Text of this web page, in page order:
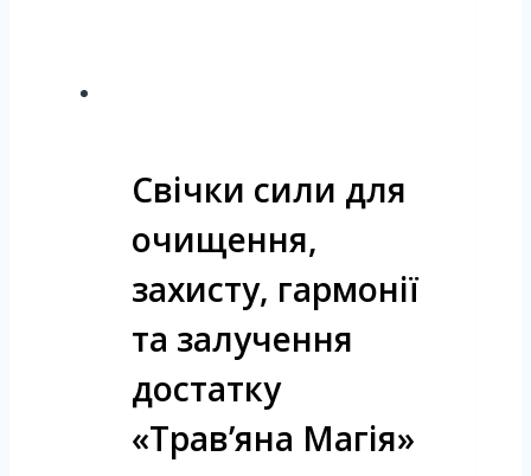
Свічки сили для
очищення,
захисту, гармонії
та залучення
достатку
«Трав’яна Магія»